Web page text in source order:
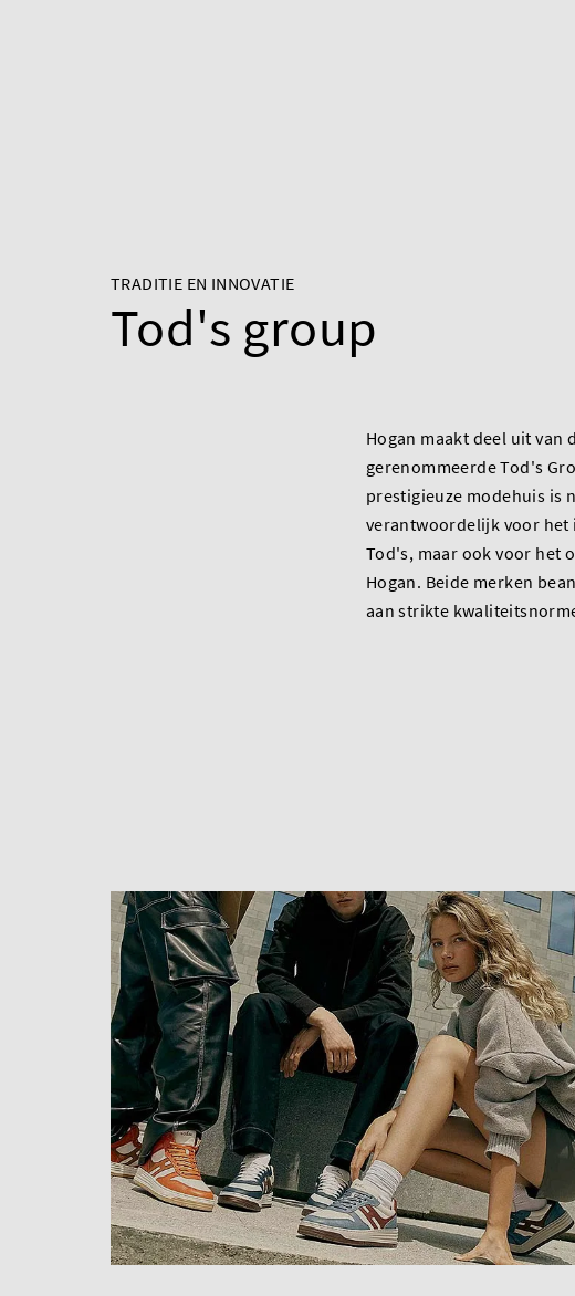
TRADITIE EN INNOVATIE
Tod's group
Hogan maakt deel uit van
gerenommeerde Tod's
prestigieuze modehuis is
verantwoordelijk voor het
Tod's, maar ook voor het
Hogan. Beide merken
aan strikte